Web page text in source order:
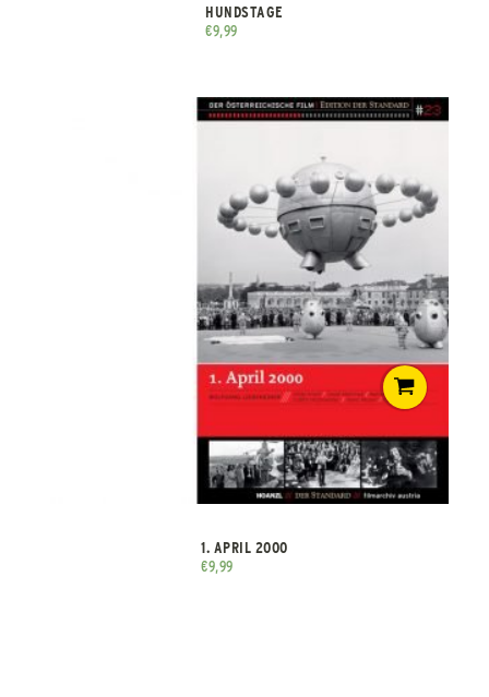
HUNDSTAGE
€9,99
1. APRIL 2000
€9,99